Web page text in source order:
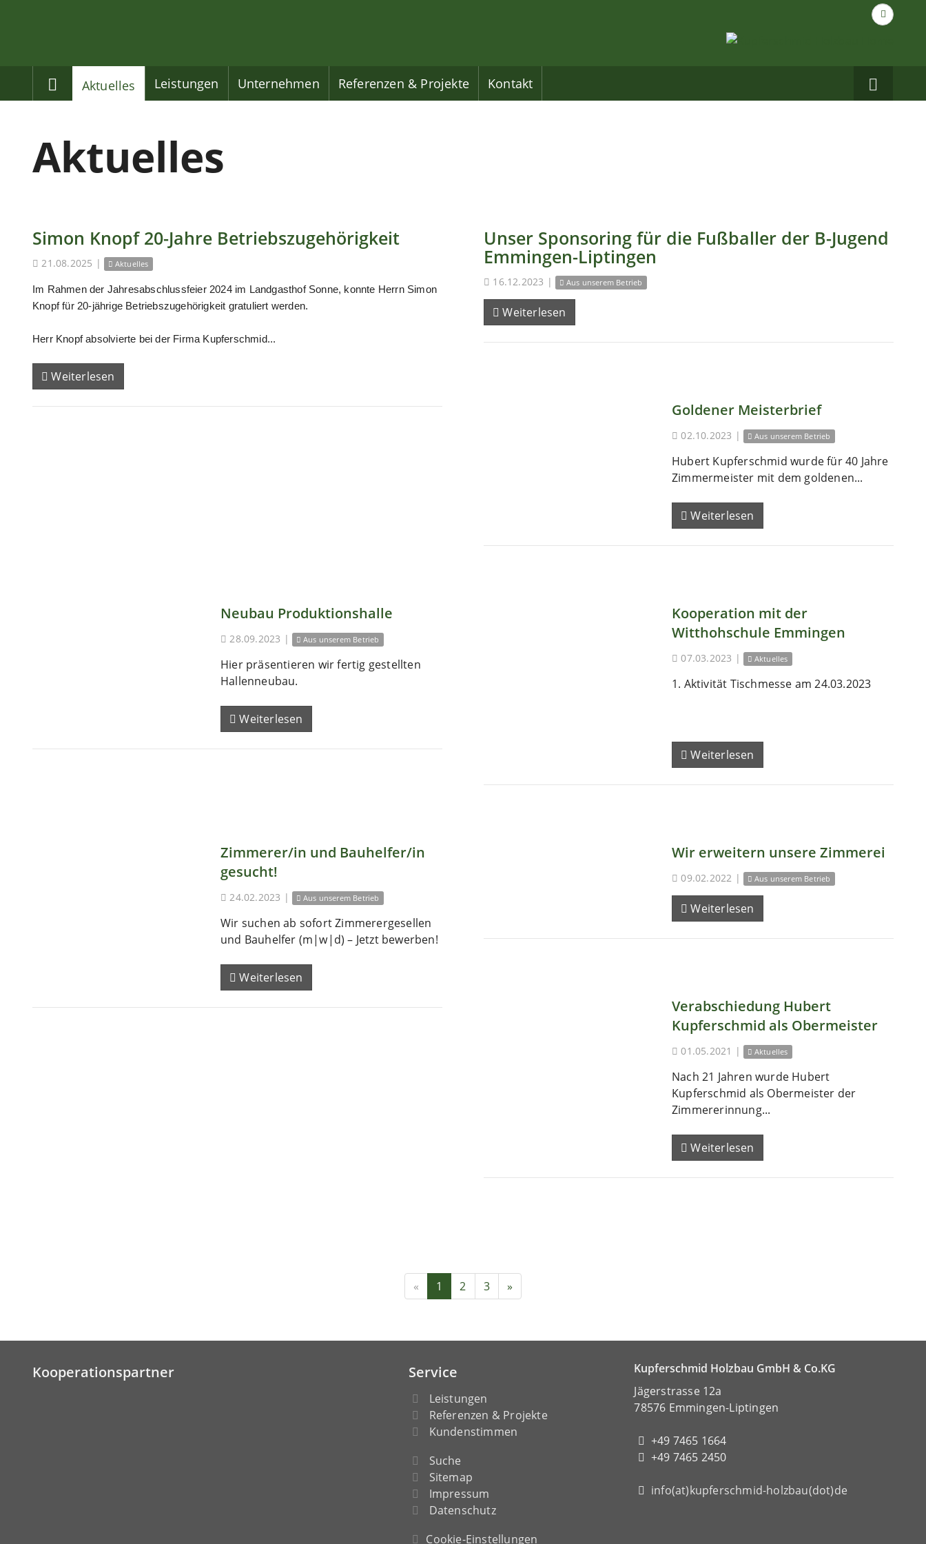
Suche
nach...
Home
Aktuelles Leistungen Unternehmen Referenzen & Projekte Kontakt
auf
Aktuelles
Simon Knopf 20-Jahre Betriebszugehörigkeit
21.08.2025 | Aktuelles
Im Rahmen der Jahresabschlussfeier 2024 im Landgasthof Sonne, konnte Herrn Simon
Knopf für 20-jährige Betriebszugehörigkeit gratuliert werden.
Herr Knopf absolvierte bei der Firma Kupferschmid...
Weiterlesen
Unser Sponsoring für die Fußballer der B-Jugend
Emmingen-Liptingen
16.12.2023 | Aus unserem Betrieb
Weiterlesen
Goldener Meisterbrief
02.10.2023 | Aus unserem Betrieb
Hubert Kupferschmid wurde für 40 Jahre
Zimmermeister mit dem goldenen...
Weiterlesen
Neubau Produktionshalle
28.09.2023 | Aus unserem Betrieb
Hier präsentieren wir fertig gestellten
Hallenneubau.
Weiterlesen
Kooperation mit der
Witthohschule Emmingen
07.03.2023 | Aktuelles
1. Aktivität Tischmesse am 24.03.2023
Weiterlesen
Zimmerer/in und Bauhelfer/in
gesucht!
24.02.2023 | Aus unserem Betrieb
Wir suchen ab sofort Zimmerergesellen
und Bauhelfer (m|w|d) – Jetzt bewerben!
Weiterlesen
Wir erweitern unsere Zimmerei
09.02.2022 | Aus unserem Betrieb
Weiterlesen
Verabschiedung Hubert
Kupferschmid als Obermeister
01.05.2021 | Aktuelles
Nach 21 Jahren wurde Hubert
Kupferschmid als Obermeister der
Zimmererinnung...
Weiterlesen
« 1 2 3 »
Kooperationspartner Service
Leistungen
Referenzen & Projekte
Kundenstimmen
Suche
Sitemap
Impressum
Datenschutz
Cookie-Einstellungen
Kupferschmid Holzbau GmbH & Co.KG
Jägerstrasse 12a
78576 Emmingen-Liptingen
+49 7465 1664
+49 7465 2450
info(at)kupferschmid-holzbau(dot)de